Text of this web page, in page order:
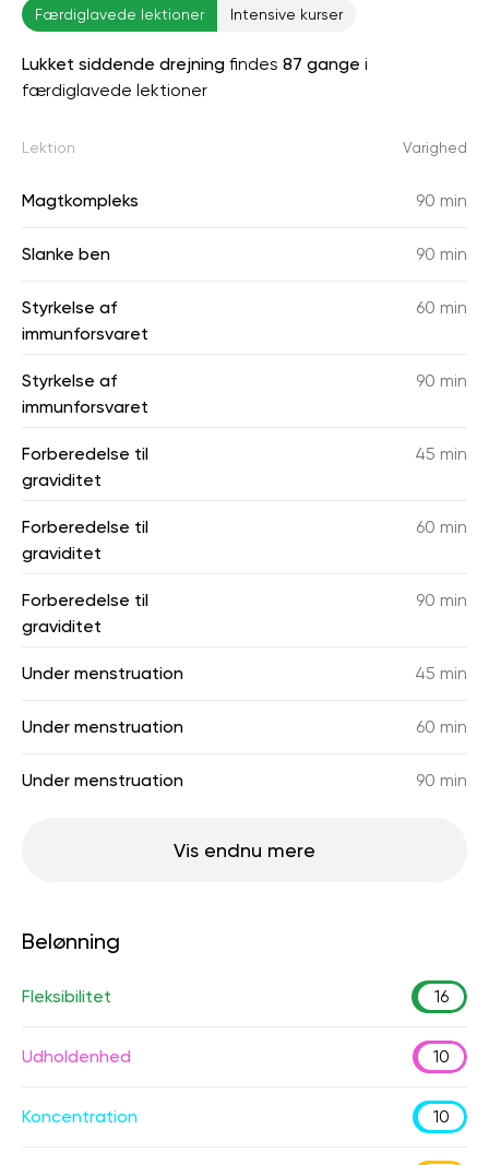
Færdiglavede lektioner Intensive kurser
Lukket siddende drejning findes 87 gange i
færdiglavede lektioner
Lektion Varighed
Magtkompleks 90 min
Slanke ben 90 min
Styrkelse af
immunforsvaret
60 min
Styrkelse af
immunforsvaret
90 min
Forberedelse til
graviditet
45 min
Forberedelse til
graviditet
60 min
Forberedelse til
graviditet
90 min
Under menstruation 45 min
Under menstruation 60 min
Under menstruation 90 min
Vis endnu mere
Belønning
Fleksibilitet 16
Udholdenhed 10
Koncentration 10